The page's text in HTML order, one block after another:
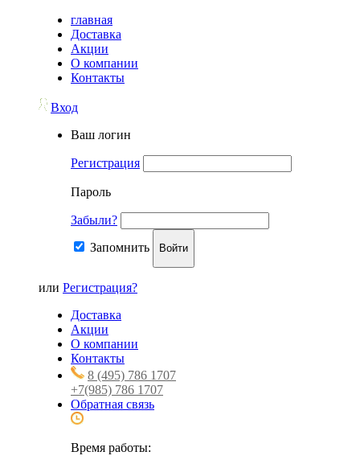
главная
Доставка
Акции
О компании
Контакты
Вход
Ваш логин
Регистрация
Пароль
Забыли?
Запомнить Войти
или Регистрация?
Доставка
Акции
О компании
Контакты
8 (495) 786 1707
+7(985) 786 1707
Обратная связь
Время работы: